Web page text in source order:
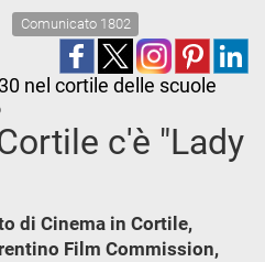
Comunicato 1802
nel cortile delle scuole
c'è "Lady
di Cinema in Cortile,
Film Commission,